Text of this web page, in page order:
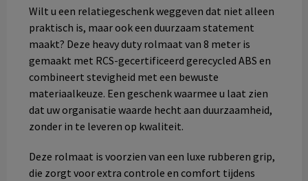
Wilt u een relatiegeschenk weggeven dat niet alleen
praktisch is, maar ook een duurzaam statement
maakt? Deze heavy duty rolmaat van 8 meter is
gemaakt met RCS-gecertificeerd gerecycled ABS en
combineert stevigheid met een bewuste
materiaalkeuze. Een geschenk waarmee u laat zien
dat uw organisatie waarde hecht aan duurzaamheid,
zonder in te leveren op kwaliteit.
Deze rolmaat is voorzien van een luxe rubberen grip,
die zorgt voor extra controle en comfort tijdens